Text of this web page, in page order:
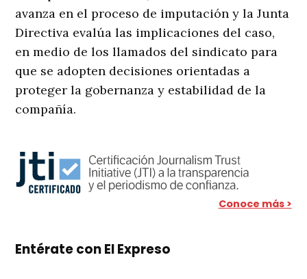
avanza en el proceso de imputación y la Junta
Directiva evalúa las implicaciones del caso,
en medio de los llamados del sindicato para
que se adopten decisiones orientadas a
proteger la gobernanza y estabilidad de la
compañía.
Conoce más >
Entérate con El Expreso